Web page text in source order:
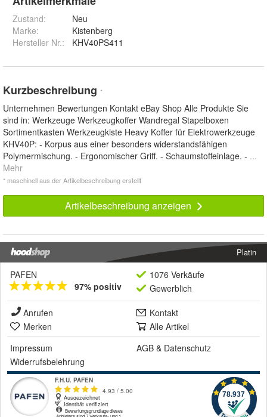
Zustand:
Neu
Marke:
Kistenberg
Hersteller Nr.:
KHV40PS411
Kurzbeschreibung *
Unternehmen Bewertungen Kontakt eBay Shop Alle Produkte Sie
sind in: Werkzeuge Werkzeugkoffer Wandregal Stapelboxen
Sortimentkasten Werkzeugkiste Heavy Koffer für Elektrowerkzeuge
KHV40P: - Korpus aus einer besonders widerstandsfähigen
Polymermischung. - Ergonomischer Griff. - Schaumstoffeinlage. - ...
Mehr
* maschinell aus der Artikelbeschreibung erstellt
Artikelbeschreibung anzeigen
Platin
PAFEN
97% positiv
1076 Verkäufe
Gewerblich
Anrufen
Kontakt
Merken
Alle Artikel
Impressum
AGB & Datenschutz
Widerrufsbelehrung